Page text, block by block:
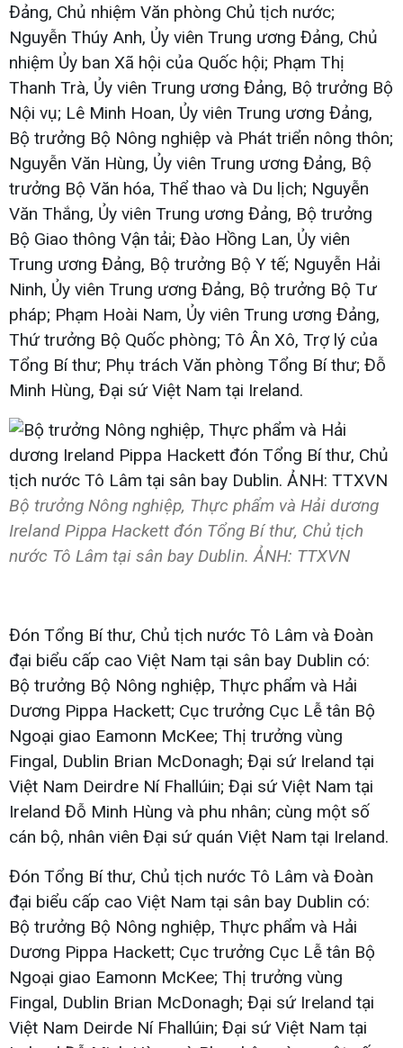
Đảng, Chủ nhiệm Văn phòng Chủ tịch nước;
Nguyễn Thúy Anh, Ủy viên Trung ương Đảng, Chủ
nhiệm Ủy ban Xã hội của Quốc hội; Phạm Thị
Thanh Trà, Ủy viên Trung ương Đảng, Bộ trưởng Bộ
Nội vụ; Lê Minh Hoan, Ủy viên Trung ương Đảng,
Bộ trưởng Bộ Nông nghiệp và Phát triển nông thôn;
Nguyễn Văn Hùng, Ủy viên Trung ương Đảng, Bộ
trưởng Bộ Văn hóa, Thể thao và Du lịch; Nguyễn
Văn Thắng, Ủy viên Trung ương Đảng, Bộ trưởng
Bộ Giao thông Vận tải; Đào Hồng Lan, Ủy viên
Trung ương Đảng, Bộ trưởng Bộ Y tế; Nguyễn Hải
Ninh, Ủy viên Trung ương Đảng, Bộ trưởng Bộ Tư
pháp; Phạm Hoài Nam, Ủy viên Trung ương Đảng,
Thứ trưởng Bộ Quốc phòng; Tô Ân Xô, Trợ lý của
Tổng Bí thư; Phụ trách Văn phòng Tổng Bí thư; Đỗ
Minh Hùng, Đại sứ Việt Nam tại Ireland.
Bộ trưởng Nông nghiệp, Thực phẩm và Hải dương
Ireland Pippa Hackett đón Tổng Bí thư, Chủ tịch
nước Tô Lâm tại sân bay Dublin. ẢNH: TTXVN
Đón Tổng Bí thư, Chủ tịch nước Tô Lâm và Đoàn
đại biểu cấp cao Việt Nam tại sân bay Dublin có:
Bộ trưởng Bộ Nông nghiệp, Thực phẩm và Hải
Dương Pippa Hackett; Cục trưởng Cục Lễ tân Bộ
Ngoại giao Eamonn McKee; Thị trưởng vùng
Fingal, Dublin Brian McDonagh; Đại sứ Ireland tại
Việt Nam Deirdre Ní Fhallúin; Đại sứ Việt Nam tại
Ireland Đỗ Minh Hùng và phu nhân; cùng một số
cán bộ, nhân viên Đại sứ quán Việt Nam tại Ireland.
Đón Tổng Bí thư, Chủ tịch nước Tô Lâm và Đoàn
đại biểu cấp cao Việt Nam tại sân bay Dublin có:
Bộ trưởng Bộ Nông nghiệp, Thực phẩm và Hải
Dương Pippa Hackett; Cục trưởng Cục Lễ tân Bộ
Ngoại giao Eamonn McKee; Thị trưởng vùng
Fingal, Dublin Brian McDonagh; Đại sứ Ireland tại
Việt Nam Deirde Ní Fhallúin; Đại sứ Việt Nam tại